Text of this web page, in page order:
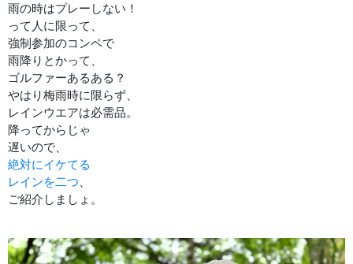
雨の時はプレーしない！
って人に限って、
強制参加のコンペで
雨降りとかって、
ゴルファーあるある？
やはり梅雨時に限らず、
レインウエアは必需品。
降ってからじゃ
遅いので、
絶対にイケてる
レインを二つ、
ご紹介しましょ。